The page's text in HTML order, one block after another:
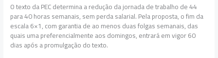
O texto da PEC determina a redução da jornada de trabalho de 44
para 40 horas semanais, sem perda salarial. Pela proposta, o fim da
escala 6×1, com garantia de ao menos duas folgas semanais, das
quais uma preferencialmente aos domingos, entrará em vigor 60
dias após a promulgação do texto.